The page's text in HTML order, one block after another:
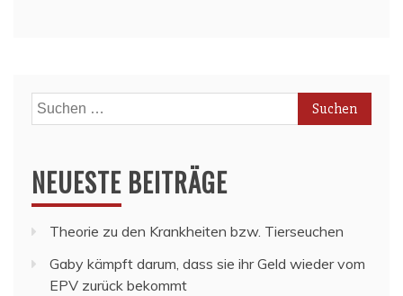
Suchen
nach:
NEUESTE BEITRÄGE
Theorie zu den Krankheiten bzw. Tierseuchen
Gaby kämpft darum, dass sie ihr Geld wieder vom
EPV zurück bekommt